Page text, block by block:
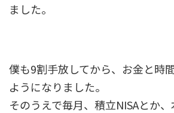
ました。
僕も9割手放してから、お金と時
ようになりました。
そのうえで毎月、積立NISAとか